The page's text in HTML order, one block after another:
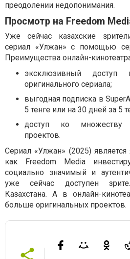
преодолении недопонимания.
Просмотр на Freedom
Уже сейчас казахские
сериал «Улжан» с помощью
Преимущества онлайн-
эксклюзивный
оригинального сериала;
выгодная подписка в
5 тенге или на 30 дней за 5
доступ ко множеству
проектов.
Сериал «Улжан» (2025)
как Freedom Media
социально значимый и
уже сейчас доступен
Казахстана. А в онлайн-
больше оригинальных проектов.